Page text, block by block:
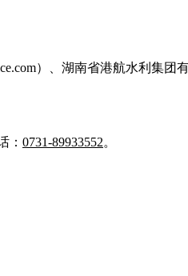
）、湖南省港航水利集团
： 0731-89933552。